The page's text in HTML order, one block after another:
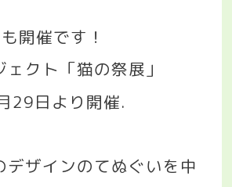
開催です！
クト「猫の祭展」
29日より開催.
デザインのてぬぐいを中